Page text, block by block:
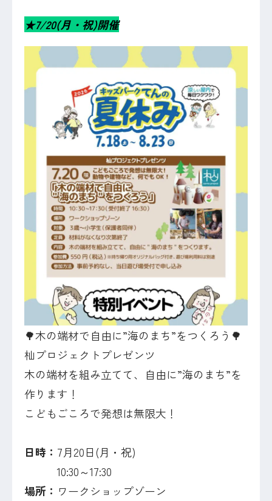
★7/20(月・祝)開催
🌳木の端材で自由に”海のまち”をつくろう🌳
杣プロジェクトプレゼンツ
木の端材を組み立てて、自由に”海のまち”を
作ります！
こどもごころで発想は無限大！
日時： 7月20日(月・祝)
10:30～17:30
場所： ワークショップゾーン